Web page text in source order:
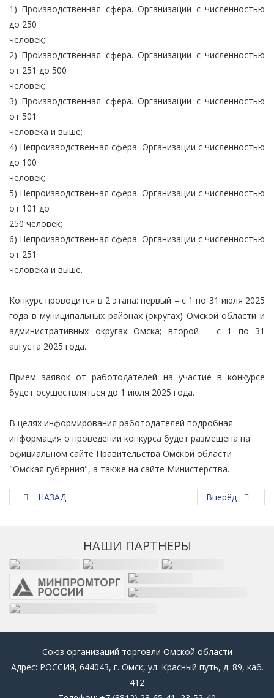
1) Производственная сфера. Организации с численностью
до 250
человек;
2) Производственная сфера. Организации с численностью
от 251 до 500
человек;
3) Производственная сфера. Организации с численностью
от 501
человека и выше;
4) Непроизводственная сфера. Организации с численностью
до 100
человек;
5) Непроизводственная сфера. Организации с численностью
от 101 до
250 человек;
6) Непроизводственная сфера. Организации с численностью
от 251
человека и выше.
Конкурс проводится в 2 этапа: первый – с 1 по 31 июля 2025
года в муниципальных районах (округах) Омской области и
административных округах Омска; второй – с 1 по 31
августа 2025 года.
Прием заявок от работодателей на участие в конкурсе
будет осуществляться до 1 июля 2025 года.
В целях информирования работодателей подробная
информация о проведении конкурса будет размещена на
официальном сайте Правительства Омской области
"Омская губерния", а также на сайте Министерства.
НАЗАД Вперёд
НАШИ ПАРТНЕРЫ
Союз организаций торговли Омской области
Адрес: РОССИЯ, 644043, г. Омск, ул. Красный путь, д. 89, каб.
412